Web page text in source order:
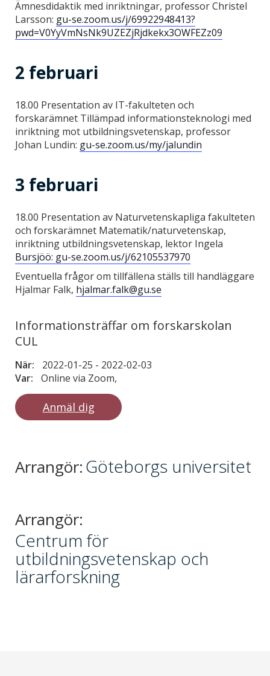
Ämnesdidaktik med inriktningar, professor Christel
Larsson: gu-se.zoom.us/j/69922948413?
pwd=V0YyVmNsNk9UZEZjRjdkekx3OWFEZz09
2 februari
18.00 Presentation av IT-fakulteten och
forskarämnet Tillämpad informationsteknologi med
inriktning mot utbildningsvetenskap, professor
Johan Lundin: gu-se.zoom.us/my/jalundin
3 februari
18.00 Presentation av Naturvetenskapliga fakulteten
och forskarämnet Matematik/naturvetenskap,
inriktning utbildningsvetenskap, lektor Ingela
Bursjöö: gu-se.zoom.us/j/62105537970
Eventuella frågor om tillfällena ställs till handläggare
Hjalmar Falk, hjalmar.falk@gu.se
Informationsträffar om forskarskolan
CUL
När: 2022-01-25 - 2022-02-03
Var:
Online via Zoom,
Anmäl dig
Arrangör:Göteborgs universitet
Arrangör:
Centrum för
utbildningsvetenskap och
lärarforskning